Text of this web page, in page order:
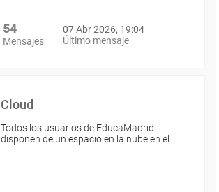
54
Mensajes
07 Abr 2026, 19:04
Último mensaje
Cloud
Todos los usuarios de EducaMadrid
disponen de un espacio en la nube en el…